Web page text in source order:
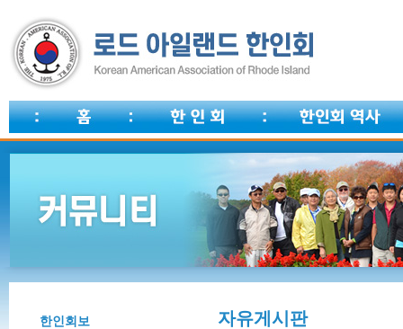
한인회보 자유게시판